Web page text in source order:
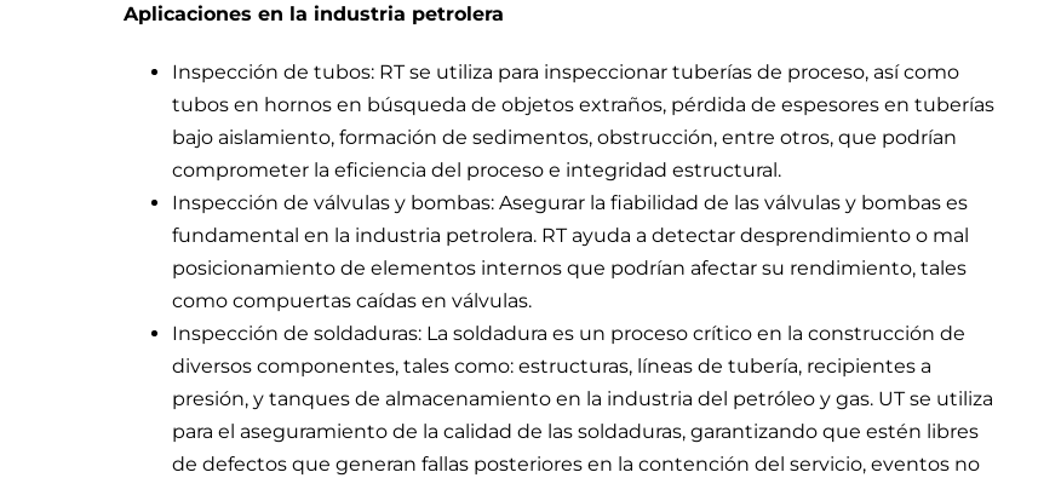
Aplicaciones en la industria petrolera
Inspección de tubos: RT se utiliza para inspeccionar tuberías de proceso, así como
tubos en hornos en búsqueda de objetos extraños, pérdida de espesores en tuberías
bajo aislamiento, formación de sedimentos, obstrucción, entre otros, que podrían
comprometer la eficiencia del proceso e integridad estructural.
Inspección de válvulas y bombas: Asegurar la fiabilidad de las válvulas y bombas es
fundamental en la industria petrolera. RT ayuda a detectar desprendimiento o mal
posicionamiento de elementos internos que podrían afectar su rendimiento, tales
como compuertas caídas en válvulas.
Inspección de soldaduras: La soldadura es un proceso crítico en la construcción de
diversos componentes, tales como: estructuras, líneas de tubería, recipientes a
presión, y tanques de almacenamiento en la industria del petróleo y gas. UT se utiliza
para el aseguramiento de la calidad de las soldaduras, garantizando que estén libres
de defectos que generan fallas posteriores en la contención del servicio, eventos no